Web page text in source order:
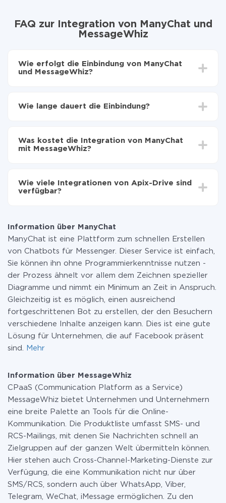
FAQ zur Integration von ManyChat und
MessageWhiz
Wie erfolgt die Einbindung von ManyChat
und MessageWhiz?
MessageWhiz zu übertragen
auf MessageWhiz übertragen
Wie lange dauert die Einbindung?
Im Durchschnitt dauert es 10-15 Minuten.
Was kostet die Integration von ManyChat
mit MessageWhiz?
zahlen nur für die Datenmenge, die über unseren
Service von einem System auf ein anderes übertragen
Weitere Informationen zuTarifen
Wie viele Integrationen von Apix-Drive sind
verfügbar?
Information über ManyChat
ManyChat ist eine Plattform zum schnellen Erstellen
von Chatbots für Messenger. Dieser Service ist einfach,
Sie können ihn ohne Programmierkenntnisse nutzen -
der Prozess ähnelt vor allem dem Zeichnen spezieller
Diagramme und nimmt ein Minimum an Zeit in Anspruch.
Gleichzeitig ist es möglich, einen ausreichend
fortgeschrittenen Bot zu erstellen, der den Besuchern
verschiedene Inhalte anzeigen kann. Dies ist eine gute
Lösung für Unternehmen, die auf Facebook präsent
sind.
Mehr
Information über MessageWhiz
CPaaS (Communication Platform as a Service)
MessageWhiz bietet Unternehmen und Unternehmern
eine breite Palette an Tools für die Online-
Kommunikation. Die Produktliste umfasst SMS- und
RCS-Mailings, mit denen Sie Nachrichten schnell an
Zielgruppen auf der ganzen Welt übermitteln können.
Hier stehen auch Cross-Channel-Marketing-Dienste zur
Verfügung, die eine Kommunikation nicht nur über
SMS/RCS, sondern auch über WhatsApp, Viber,
Telegram, WeChat, iMessage ermöglichen. Zu den